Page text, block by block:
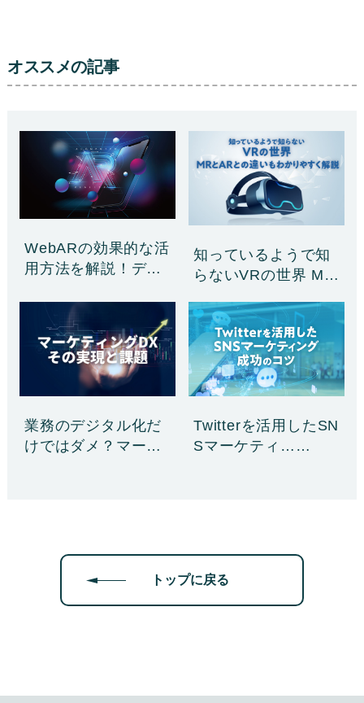
オススメの記事
WebARの効果的な活
用方法を解説！デ
知っているようで知
らないVRの世界 M
業務のデジタル化だ
けではダメ？マーケ
Twitterを活用したSN
Sマーケティ……
トップに戻る